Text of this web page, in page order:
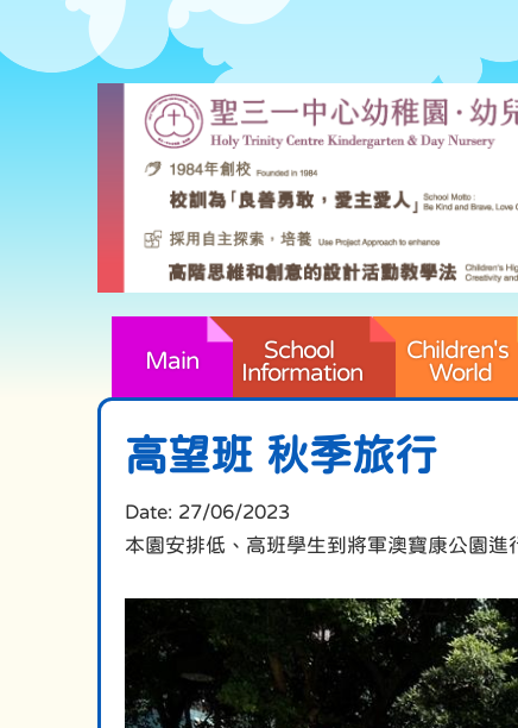
Main
School
Information
Children's
World
高望班 秋季旅行
Date: 27/06/2023
本園安排低、高班學生到將軍澳寶康公園